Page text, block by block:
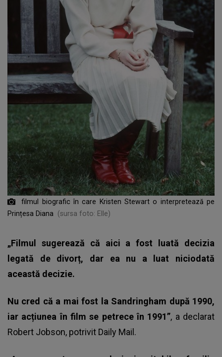
filmul biografic în care Kristen Stewart o interpretează pe
Prințesa Diana
(sursa foto: Elle)
„Filmul sugerează că aici a fost luată decizia
legată de divorț, dar ea nu a luat niciodată
această decizie.
Nu cred că a mai fost la Sandringham după 1990,
iar acțiunea în film se petrece în 1991”, a declarat
Robert Jobson, potrivit Daily Mail.